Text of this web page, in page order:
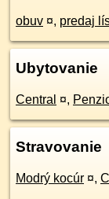
obuv ¤, predaj
Ubytovanie
Central ¤,
Stravovanie
Modrý kocúr ¤,